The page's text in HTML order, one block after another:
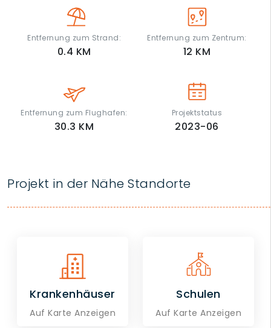
Entfernung zum Strand:
0.4 KM
Entfernung zum Zentrum:
12 KM
Entfernung zum Flughafen:
30.3 KM
Projektstatus
2023-06
Projekt in der Nähe Standorte
Krankenhäuser
Auf Karte Anzeigen
Schulen
Auf Karte Anzeigen